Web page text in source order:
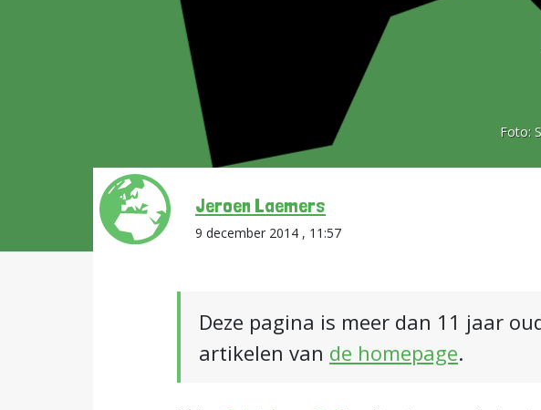
Foto:
Jeroen Laemers
9 december 2014 , 11:57
Deze pagina is meer dan 11 jaar
artikelen van de homepage.